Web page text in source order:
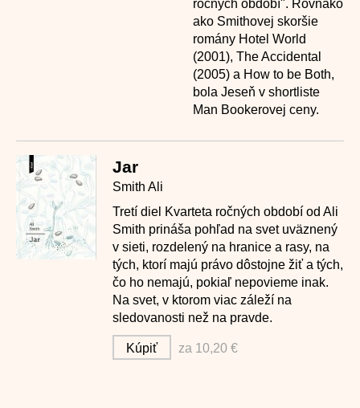
ročných období". Rovnako
ako Smithovej skoršie
romány Hotel World
(2001), The Accidental
(2005) a How to be Both,
bola Jeseň v shortliste
Man Bookerovej ceny.
Jar
Smith Ali
Tretí diel Kvarteta ročných období od Ali
Smith prináša pohľad na svet uväznený
v sieti, rozdelený na hranice a rasy, na
tých, ktorí majú právo dôstojne žiť a tých,
čo ho nemajú, pokiaľ nepovieme inak.
Na svet, v ktorom viac záleží na
sledovanosti než na pravde.
Kúpiť za 10,20 €